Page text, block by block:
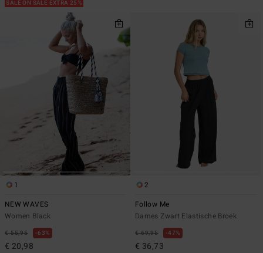
SALE ON SALE EXTRA 25%
1
NEW WAVES
Women Black
€ 55,95 63%
€ 20,98
2
Follow Me
Dames Zwart Elastische Broek
€ 69,95 47%
€ 36,73